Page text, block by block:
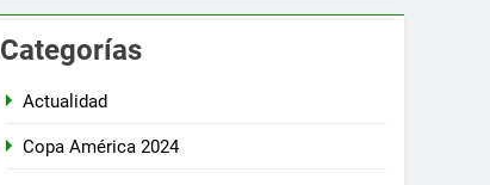
Categorías
Actualidad
Copa América 2024